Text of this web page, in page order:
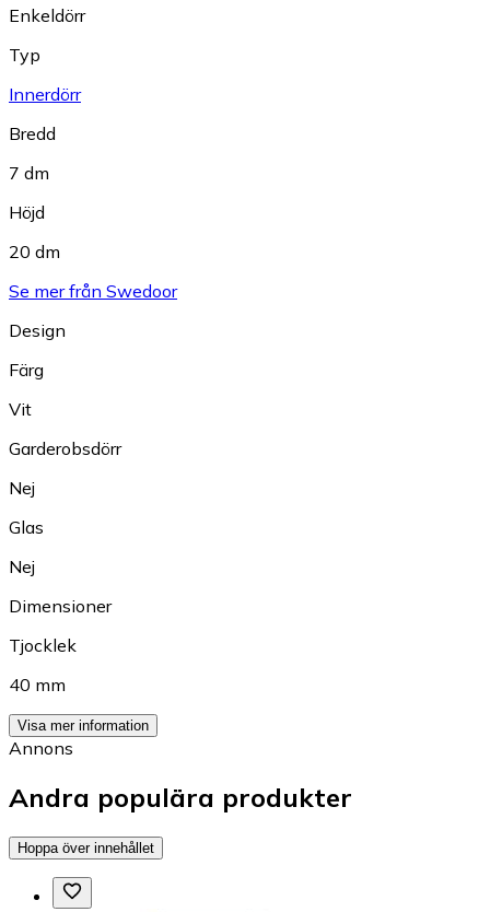
Enkeldörr
Typ
Innerdörr
Bredd
7 dm
Höjd
20 dm
Se mer från Swedoor
Design
Färg
Vit
Garderobsdörr
Nej
Glas
Nej
Dimensioner
Tjocklek
40 mm
Visa mer information
Annons
Andra populära produkter
Hoppa över innehållet